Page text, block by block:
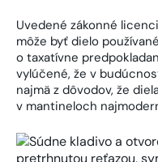
Uvedené zákonné
môže byť dielo
o taxatívne
vylúčené, že v
najmä z dôvodov, že
v mantineloch